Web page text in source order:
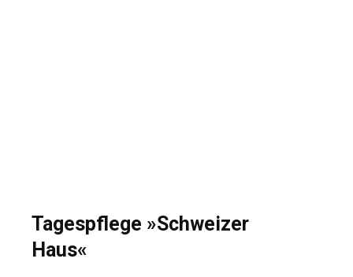
Tagespflege »Schweizer
Haus«